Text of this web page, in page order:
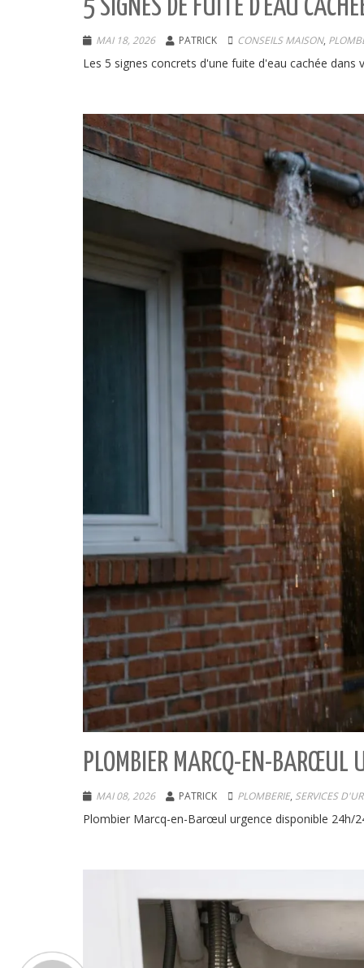
5 SIGNES DE FUITE D’EAU
MAI 18, 2026 PATRICK CONSEILS MAISON,
Les 5 signes concrets d'une fuite d'eau cachée
PLOMBIER MARCQ-EN-
MAI 08, 2026 PATRICK PLOMBERIE, SERVICES
Plombier Marcq-en-Barœul urgence disponible 24h/